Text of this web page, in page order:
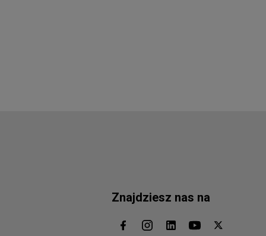
Znajdziesz nas na